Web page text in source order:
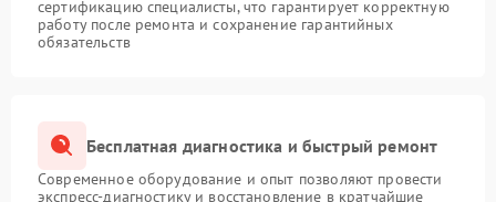
сертификацию специалисты, что гарантирует корректную
работу после ремонта и сохранение гарантийных
обязательств
Бесплатная диагностика и быстрый ремонт
Современное оборудование и опыт позволяют провести
экспресс-диагностику и восстановление в кратчайшие